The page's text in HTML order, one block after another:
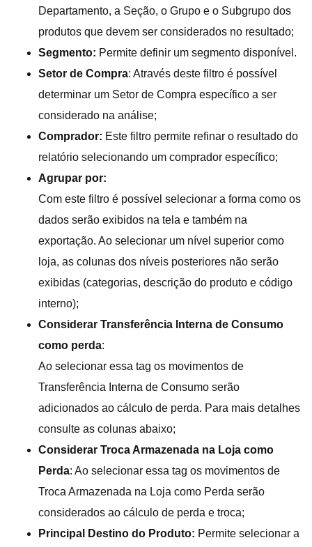
Departamento, a Seção, o Grupo e o Subgrupo dos
produtos que devem ser considerados no resultado;
Segmento: Permite definir um segmento disponível.
Setor de Compra: Através deste filtro é possível
determinar um Setor de Compra específico a ser
considerado na análise;
Comprador: Este filtro permite refinar o resultado do
relatório selecionando um comprador específico;
Agrupar por:
Com este filtro é possível selecionar a forma como os
dados serão exibidos na tela e também na
exportação. Ao selecionar um nível superior como
loja, as colunas dos níveis posteriores não serão
exibidas (categorias, descrição do produto e código
interno);
Considerar Transferência Interna de Consumo
como perda:
Ao selecionar essa tag os movimentos de
Transferência Interna de Consumo serão
adicionados ao cálculo de perda. Para mais detalhes
consulte as colunas abaixo;
Considerar Troca Armazenada na Loja como
Perda: Ao selecionar essa tag os movimentos de
Troca Armazenada na Loja como Perda serão
considerados ao cálculo de perda e troca;
Principal Destino do Produto: Permite selecionar a